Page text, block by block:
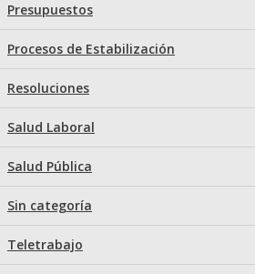
Presupuestos
Procesos de Estabilización
Resoluciones
Salud Laboral
Salud Pública
Sin categoría
Teletrabajo